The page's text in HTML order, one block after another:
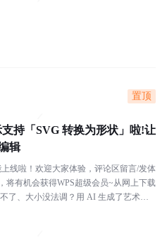
置顶
支持「SVG 转换为形状」啦!让
辑
线啦！欢迎大家体验，评论区留言/发体
将有机会获得WPS超级会员~从网上下载
了、大小没法调？用 AI 生成了艺术字 S